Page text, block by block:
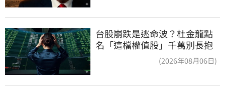
台股崩跌是逃命波？杜金龍點
名「這檔權值股」千萬別長抱
(2026年08月06日)